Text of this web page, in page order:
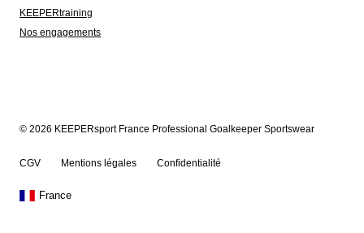
KEEPERtraining
Nos engagements
© 2026 KEEPERsport France Professional Goalkeeper Sportswear
CGV Mentions légales Confidentialité
France